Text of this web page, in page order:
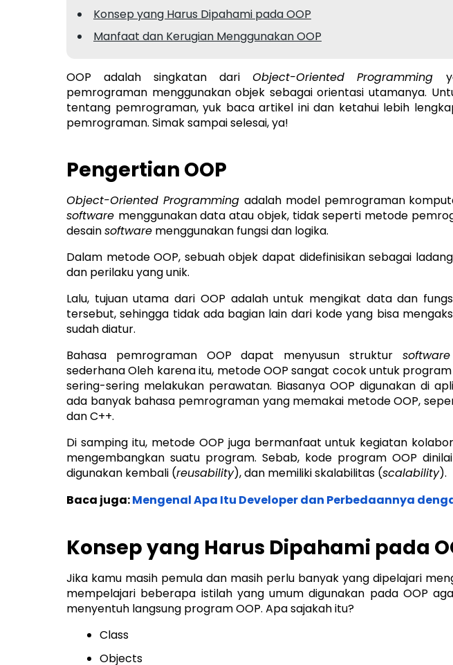
Konsep yang Harus Dipahami pada OOP
Manfaat dan Kerugian Menggunakan OOP
OOP adalah singkatan dari Object-Oriented Programming
pemrograman menggunakan objek sebagai orientasi utamanya.
tentang pemrograman, yuk baca artikel ini dan ketahui lebih
pemrograman. Simak sampai selesai, ya!
Pengertian OOP
Object-Oriented Programming adalah model pemrograman
software menggunakan data atau objek, tidak seperti metode
desainsoftware menggunakan fungsi dan logika.
Dalam metode OOP, sebuah objek dapat didefinisikan sebagai
dan perilaku yang unik.
Lalu, tujuan utama dari OOP adalah untuk mengikat data dan
tersebut, sehingga tidak ada bagian lain dari kode yang bisa
sudah diatur.
Bahasa pemrograman OOP dapat menyusun struktur
sederhana Oleh karena itu, metode OOP sangat cocok untuk
sering-sering melakukan perawatan. Biasanya OOP digunakan di
ada banyak bahasa pemrograman yang memakai metode OOP,
dan C++.
Di samping itu, metode OOP juga bermanfaat untuk kegiatan
mengembangkan suatu program. Sebab, kode program OOP
digunakan kembali (reusability), dan memiliki skalabilitas (scalability).
Baca juga:Mengenal Apa Itu Developer dan Perbedaannya
Konsep yang Harus Dipahami pada
Jika kamu masih pemula dan masih perlu banyak yang dipelajari
mempelajari beberapa istilah yang umum digunakan pada OOP
menyentuh langsung program OOP. Apa sajakah itu?
Class
Objects